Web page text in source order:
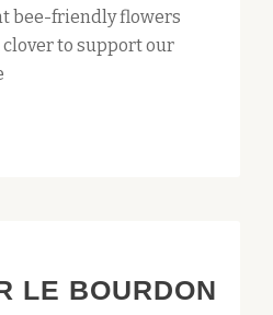
bee-friendly flowers
to support our
LE BOURDON